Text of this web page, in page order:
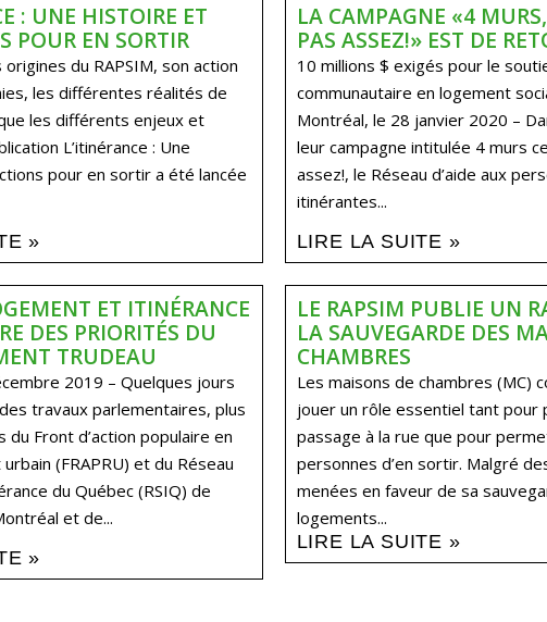
: UNE HISTOIRE ET
POUR EN SORTIR
du RAPSIM, son action
les différentes réalités de
les différents enjeux et
L’itinérance : Une
pour en sortir a été lancée
»
LA CAMPAGNE «4 MURS,
PAS ASSEZ!» EST DE
10 millions $ exigés pour le
communautaire en logement
Montréal, le 28 janvier 2020 –
leur campagne intitulée 4 murs
assez!, le Réseau d’aide aux
itinérantes...
LIRE LA SUITE »
ET ITINÉRANCE
DES PRIORITÉS DU
TRUDEAU
2019 – Quelques jours
travaux parlementaires, plus
Front d’action populaire en
(FRAPRU) et du Réseau
du Québec (RSIQ) de
et de...
»
LE RAPSIM PUBLIE UN
LA SAUVEGARDE DES
CHAMBRES
Les maisons de chambres (MC)
jouer un rôle essentiel tant pour
passage à la rue que pour
personnes d’en sortir. Malgré
menées en faveur de sa
logements...
LIRE LA SUITE »